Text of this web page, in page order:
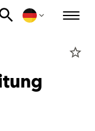
star_border